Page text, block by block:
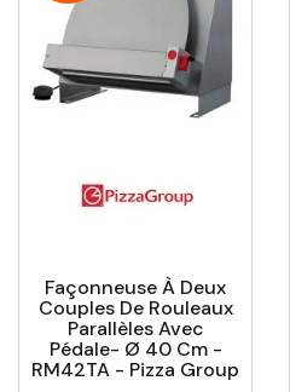
Façonneuse À Deux
Couples De Rouleaux
Parallèles Avec
Pédale- Ø 40 Cm -
RM42TA - Pizza Group